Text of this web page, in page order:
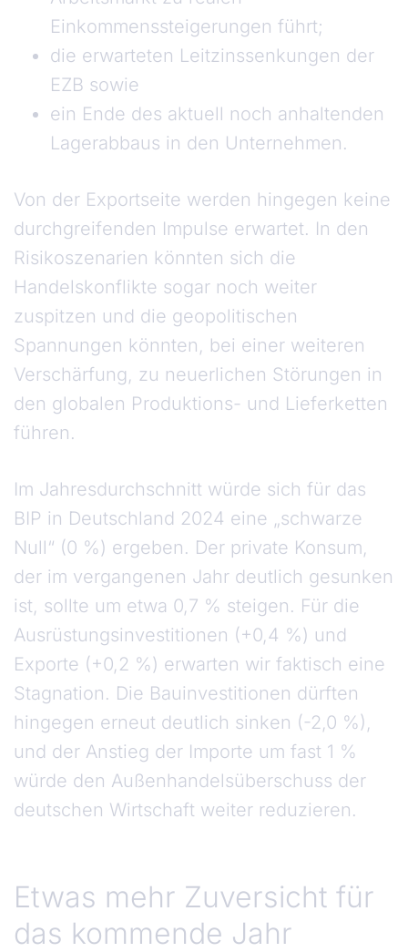
Einkommenssteigerungen führt;
die erwarteten Leitzinssenkungen der
EZB sowie
ein Ende des aktuell noch anhaltenden
Lagerabbaus in den Unternehmen.
Von der Exportseite werden hingegen keine
durchgreifenden Impulse erwartet. In den
Risikoszenarien könnten sich die
Handelskonflikte sogar noch weiter
zuspitzen und die geopolitischen
Spannungen könnten, bei einer weiteren
Verschärfung, zu neuerlichen Störungen in
den globalen Produktions- und Lieferketten
führen.
Im Jahresdurchschnitt würde sich für das
BIP in Deutschland 2024 eine „schwarze
Null“ (0 %) ergeben. Der private Konsum,
der im vergangenen Jahr deutlich gesunken
ist, sollte um etwa 0,7 % steigen. Für die
Ausrüstungsinvestitionen (+0,4 %) und
Exporte (+0,2 %) erwarten wir faktisch eine
Stagnation. Die Bauinvestitionen dürften
hingegen erneut deutlich sinken (-2,0 %),
und der Anstieg der Importe um fast 1 %
würde den Außenhandelsüberschuss der
deutschen Wirtschaft weiter reduzieren.
Etwas mehr Zuversicht für
das kommende Jahr